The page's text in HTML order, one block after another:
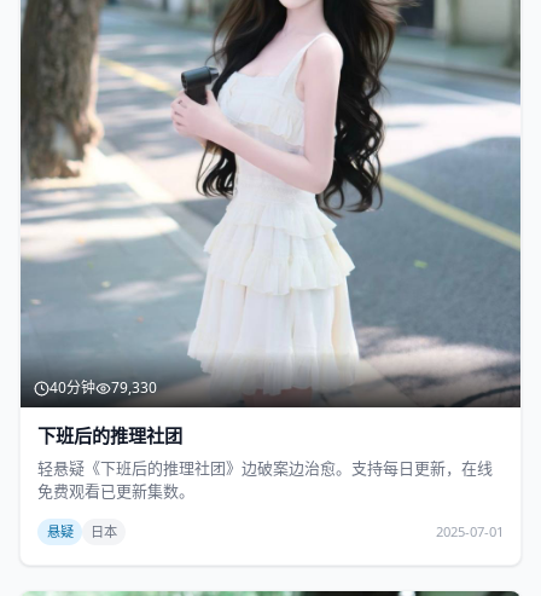
40分钟 79,330
下班后的推理社团
轻悬疑《下班后的推理社团》边破案边治愈。支持每日更新，在线
免费观看已更新集数。
悬疑 日本 2025-07-01